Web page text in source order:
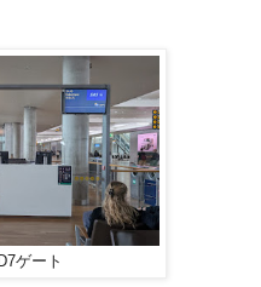
ゲート